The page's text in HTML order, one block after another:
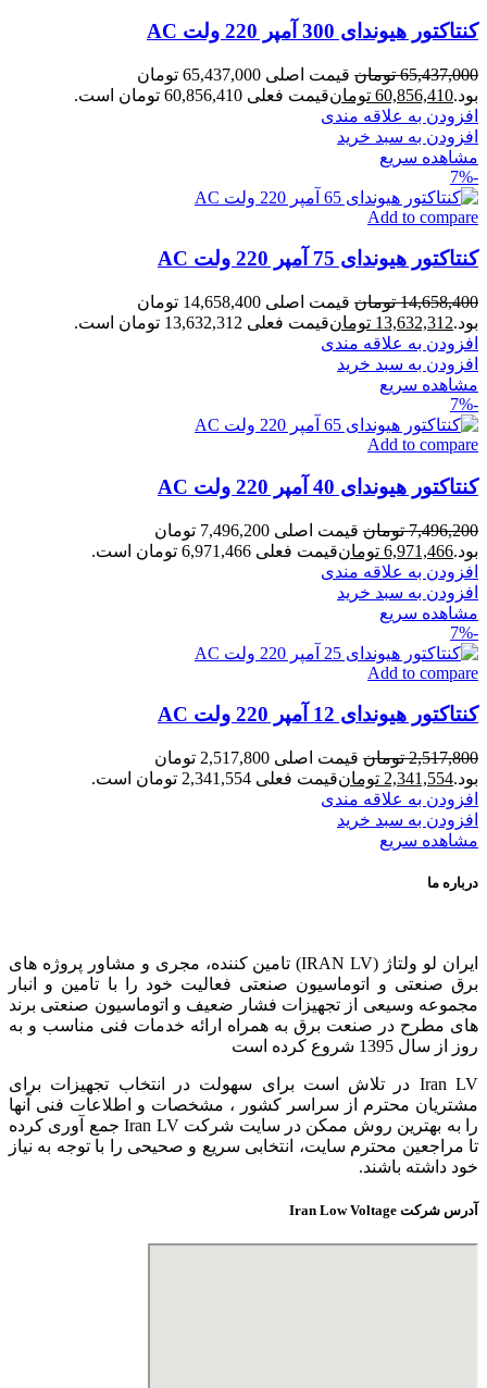
کنتاکتور هیوندای 300 آمپر 220 ولت AC
65,437,000 تومان
قیمت اصلی 65,437,000 تومان
بود.60,856,410 تومانقیمت فعلی 60,856,410 تومان است.
افزودن به علاقه مندی
افزودن به سبد خرید
مشاهده سریع
-7%
Add to compare
کنتاکتور هیوندای 75 آمپر 220 ولت AC
14,658,400 تومان
قیمت اصلی 14,658,400 تومان
بود.13,632,312 تومانقیمت فعلی 13,632,312 تومان است.
افزودن به علاقه مندی
افزودن به سبد خرید
مشاهده سریع
-7%
Add to compare
کنتاکتور هیوندای 40 آمپر 220 ولت AC
7,496,200 تومان
قیمت اصلی 7,496,200 تومان
بود.6,971,466 تومانقیمت فعلی 6,971,466 تومان است.
افزودن به علاقه مندی
افزودن به سبد خرید
مشاهده سریع
-7%
Add to compare
کنتاکتور هیوندای 12 آمپر 220 ولت AC
2,517,800 تومان
قیمت اصلی 2,517,800 تومان
بود.2,341,554 تومانقیمت فعلی 2,341,554 تومان است.
افزودن به علاقه مندی
افزودن به سبد خرید
مشاهده سریع
درباره ما
ایران لو ولتاژ (IRAN LV) تامین کننده، مجری و مشاور پروژه های
برق صنعتی و اتوماسیون صنعتی فعالیت خود را با تامین و انبار
مجموعه وسیعی از تجهیزات فشار ضعیف و اتوماسیون صنعتی برند
های مطرح در صنعت برق به همراه ارائه خدمات فنی مناسب و به
روز از سال 1395 شروع کرده است
Iran LV در تلاش است برای سهولت در انتخاب تجهیزات برای
مشتریان محترم از سراسر کشور ، مشخصات و اطلاعات فنی آنها
را به بهترین روش ممکن در سایت شرکت Iran LV جمع آوری کرده
تا مراجعین محترم سایت، انتخابی سریع و صحیحی را با توجه به نیاز
خود داشته باشند.
آدرس شرکت Iran Low Voltage